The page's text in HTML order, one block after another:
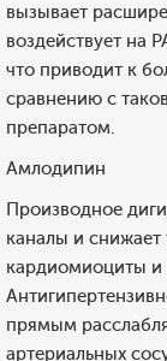
вызывает
воздействует на
что приводит к
сравнению с
препаратом.
Амлодипин
Производное
каналы и
кардиомиоциты и
прямым
артериальных